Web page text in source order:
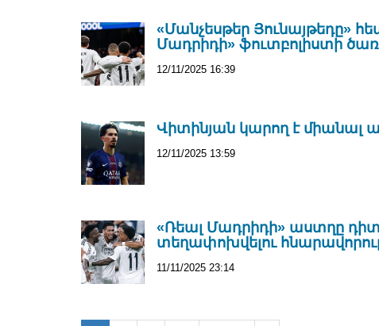
«Մանչեսթեր Յունայթեդը»
Մադրիդի» ֆուտբոլիստի
12/11/2025 16:39
Վիտինյան կարող է միանալ
12/11/2025 13:59
«Ռեալ Մադրիդի» աստղը
տեղափոխվելու
11/11/2025 23:14